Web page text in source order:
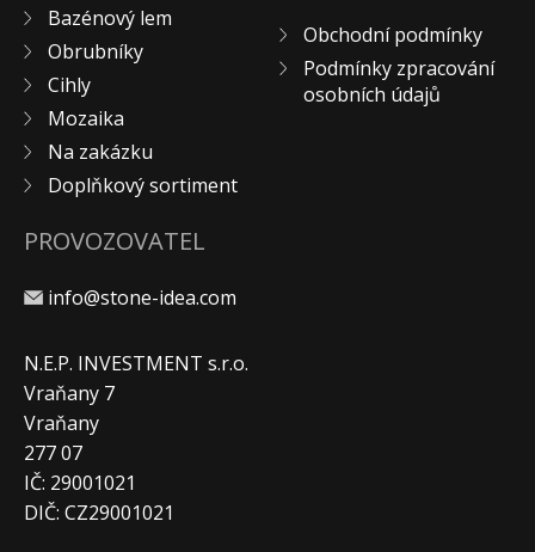
Bazénový lem
Obrubníky
Cihly
Mozaika
Na zakázku
Doplňkový sortiment
Obchodní podmínky
Podmínky zpracování
osobních údajů
PROVOZOVATEL
info@stone-idea.com
N.E.P. INVESTMENT s.r.o.
Vraňany 7
Vraňany
277 07
IČ: 29001021
DIČ: CZ29001021